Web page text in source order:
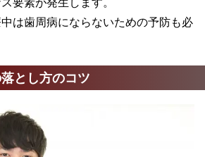
は歯周病にならないための予防も必
とし方のコツ